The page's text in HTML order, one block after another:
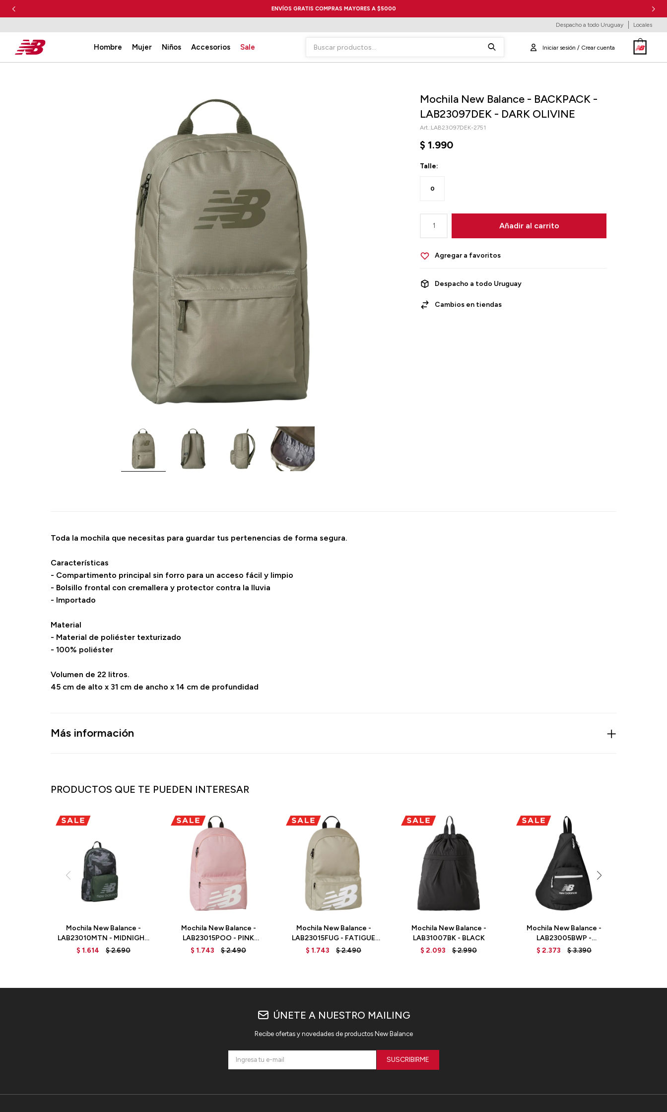
ENVÍOS GRATIS COMPRAS MAYORES A $5000
Hombre Mujer Niños Accesorios Sale
Despacho a todo Uruguay Locales
Mochila New Balance - BACKPACK -
LAB23097DEK - DARK OLIVINE
LAB23097DEK-2751
$ 1.990
Talle:
0
1 Añadir al carrito
Despacho a todo Uruguay
Cambios en tiendas
Toda la mochila que necesitas para guardar tus pertenencias de forma segura.
Características
- Compartimento principal sin forro para un acceso fácil y limpio
- Bolsillo frontal con cremallera y protector contra la lluvia
- Importado
Material
- Material de poliéster texturizado
- 100% poliéster
Volumen de 22 litros.
45 cm de alto x 31 cm de ancho x 14 cm de profundidad
Más información
PRODUCTOS QUE TE PUEDEN INTERESAR
Mochila New Balance -
LAB23010MTN - MIDNIGHT
GREEN
$ 1.614 $2.690
Mochila New Balance -
LAB23015POO - PINK
MOON
$ 1.743 $2.490
Mochila New Balance -
LAB23015FUG - FATIGUE
GREEN
$ 1.743 $2.490
Mochila New Balance -
LAB31007BK - BLACK
$ 2.093 $2.990
Mochila New Balance -
LAB23005BWP -
BLACK/WHITE PRINT
$ 2.373 $3.390
ÚNETE A NUESTRO MAILING
Recibe ofertas y novedades de productos New Balance
SUSCRIBIRME